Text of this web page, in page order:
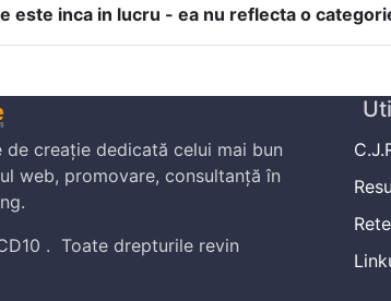
este inca in lucru - ea nu reflecta o
de creație dedicată celui mai bun
web, promovare, consultanță în
. Toate drepturile revin